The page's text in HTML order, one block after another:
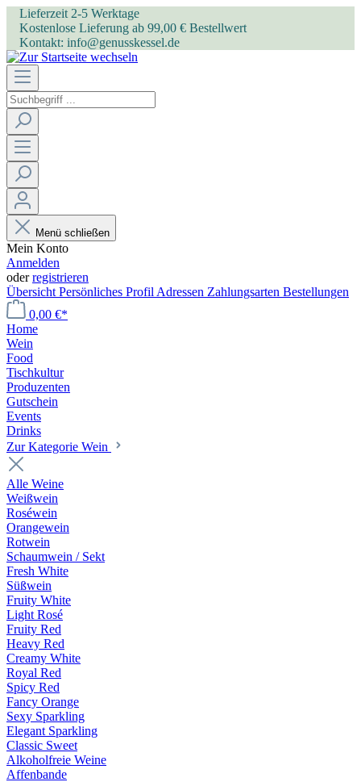
Lieferzeit 2-5 Werktage
Kostenlose Lieferung ab 99,00 € Bestellwert
Kontakt: info@genusskessel.de
Menü schließen
Mein Konto
Anmelden
oderregistrieren
Übersicht Persönliches Profil Adressen Zahlungsarten Bestellungen
0,00 €*
Home
Wein
Food
Tischkultur
Produzenten
Gutschein
Events
Drinks
Zur Kategorie Wein
Alle Weine
Weißwein
Roséwein
Orangewein
Rotwein
Schaumwein / Sekt
Fresh White
Süßwein
Fruity White
Light Rosé
Fruity Red
Heavy Red
Creamy White
Royal Red
Spicy Red
Fancy Orange
Sexy Sparkling
Elegant Sparkling
Classic Sweet
Alkoholfreie Weine
Affenbande